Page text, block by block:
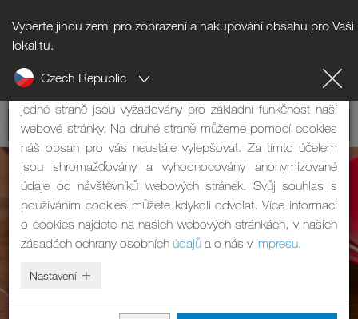
Vyberte jinou zemi pro zobrazení a nakupování obsahu pro Vaši
lokalitu.
Czech Republic
Upozornění na cookies
Naše webová stránka používá cookies. Mají dvě funkce: Na
jedné straně jsou vyžadovány pro základní funkčnost naší
webové stránky. Na druhé straně můžeme pomocí cookies
náš obsah pro vás neustále vylepšovat. Za tímto účelem
jsou shromažďovány a vyhodnocovány anonymizované
údaje od návštěvníků webových stránek. Svůj souhlas s
používáním cookies můžete kdykoli odvolat. Více informací
o cookies najdete na našich webových stránkách, v našich
zásadách ochrany osobních údajů a o nás v impresu.
Nastavení